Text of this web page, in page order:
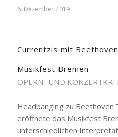
6. Dezember 2019
Currentzis mit
Musikfest Bremen
OPERN- UND
Headbanging zu Beethoven
eröffnete das Musikfest
unterschiedlichen